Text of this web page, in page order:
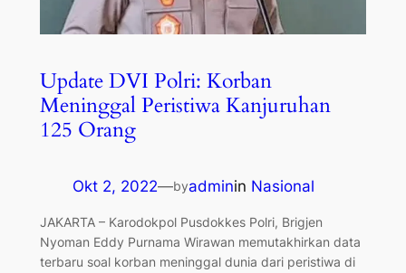
Update DVI Polri: Korban
Meninggal Peristiwa Kanjuruhan
125 Orang
Okt 2, 2022—byadminin Nasional
JAKARTA – Karodokpol Pusdokkes Polri, Brigjen
Nyoman Eddy Purnama Wirawan memutakhirkan data
terbaru soal korban meninggal dunia dari peristiwa di